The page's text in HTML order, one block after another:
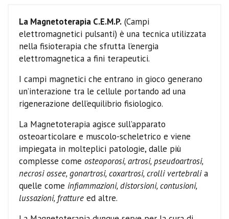
La Magnetoterapia C.E.M.P. (Campi
elettromagnetici pulsanti) è una tecnica utilizzata
nella fisioterapia che sfrutta l’energia
elettromagnetica a fini terapeutici.
I campi magnetici che entrano in gioco generano
un’interazione tra le cellule portando ad una
rigenerazione dell’equilibrio fisiologico.
La Magnetoterapia agisce sull’apparato
osteoarticolare e muscolo-scheletrico e viene
impiegata in molteplici patologie, dalle più
complesse come osteoporosi, artrosi, pseudoartrosi,
necrosi ossee, gonartrosi, coxartrosi, crolli vertebralia
quelle come infiammazioni, distorsioni, contusioni,
lussazioni, fratture ed altre.